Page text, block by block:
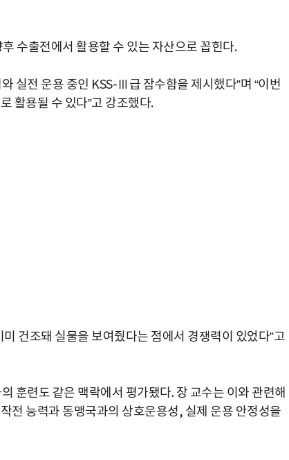
수출전에서 활용할 수 있는 자산으로 꼽힌다.
실전 운용 중인 KSS-Ⅲ급 잠수함을 제시했다”며 “이번
활용될 수 있다”고 강조했다.
건조돼 실물을 보여줬다는 점에서 경쟁력이 있었다”고
훈련도 같은 맥락에서 평가됐다. 장 교수는 이와 관련해
전 능력과 동맹국과의 상호운용성, 실제 운용 안정성을